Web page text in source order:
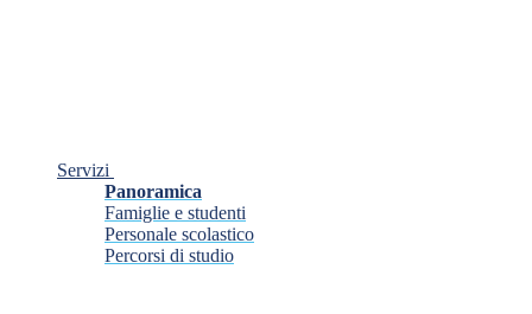
Servizi
Panoramica
Famiglie e studenti
Personale scolastico
Percorsi di studio